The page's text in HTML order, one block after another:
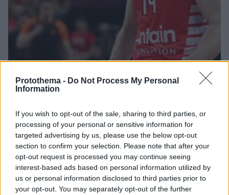
Protothema - Do Not Process My Personal
Information
If you wish to opt-out of the sale, sharing to third parties, or
processing of your personal or sensitive information for
targeted advertising by us, please use the below opt-out
section to confirm your selection. Please note that after your
opt-out request is processed you may continue seeing
interest-based ads based on personal information utilized by
us or personal information disclosed to third parties prior to
your opt-out. You may separately opt-out of the further
Η επόμενη μέρα στον Ολυμπιακό: Προτεραιότητα ο
Βεζένκοβ κι ένα point guard με ικανότητα στο σκορ
Ο Ολυμπιακός αναζητά έναν παικταρά σε αυτή τη
θέση και η αλήθεια είναι πως στην αγορά δεν
υπάρχουν πολλοί